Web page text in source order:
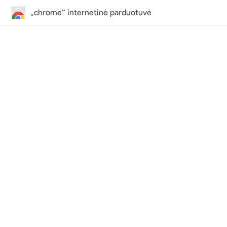
„chrome“ internetinė parduotuvė